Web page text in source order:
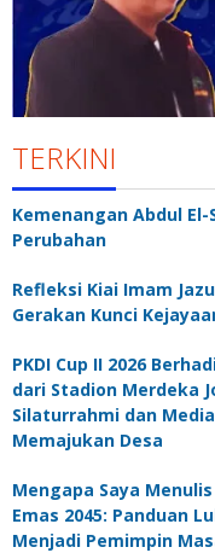
TERKINI
Kemenangan Abdul
Perubahan
Refleksi Kiai Imam
Gerakan Kunci
PKDI Cup II 2026
dari Stadion Merdeka
Silaturrahmi dan
Memajukan Desa
Mengapa Saya
Emas 2045: Panduan
Menjadi Pemimpin